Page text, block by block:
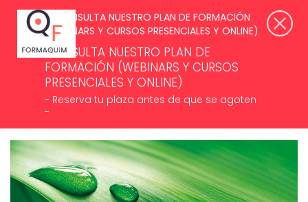
CONSULTA NUESTRO PLAN DE
FORMACIÓN (WEBINARS Y CURSOS
PRESENCIALES Y ONLINE)
- Reserva tu plaza antes de que se agoten
-
SUSCRÍBETE A NUESTROS NEWSLETTERS >
ACCESO ASOCIADOS